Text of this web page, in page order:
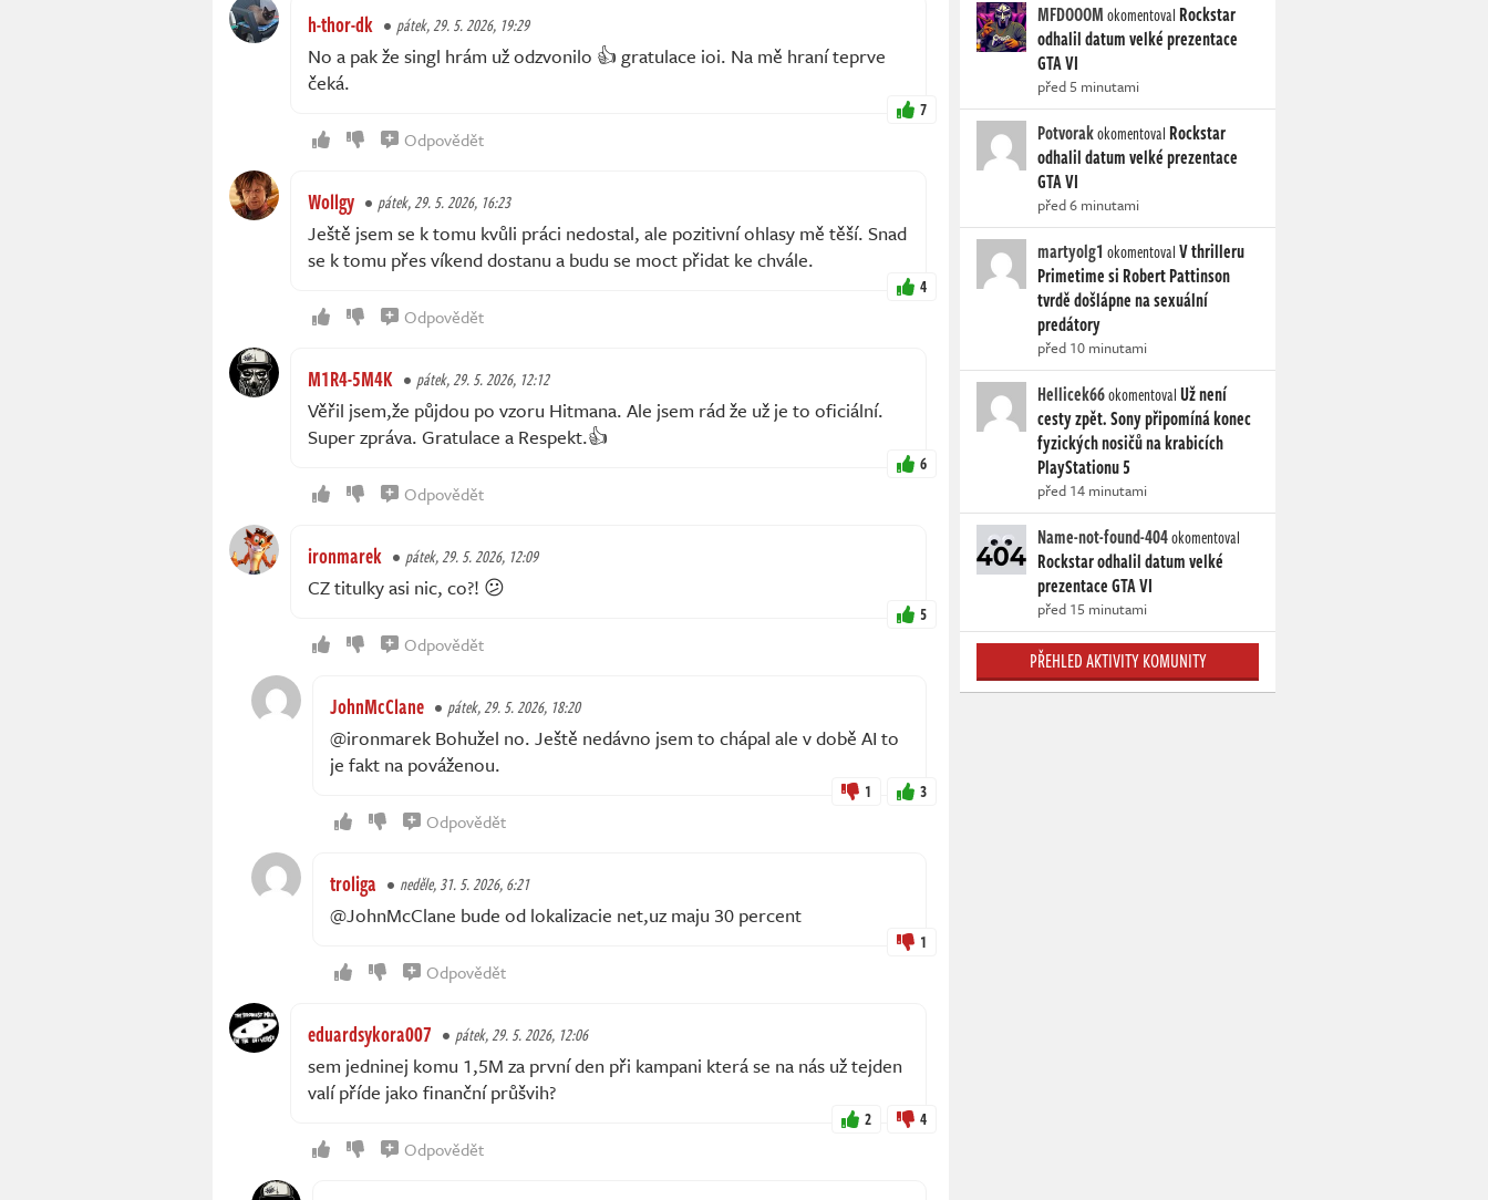
h-thor-dk pátek, 29. 5. 2026, 19:29
No a pak že singl hrám už odzvonilo 👍 gratulace ioi. Na mě hraní teprve
čeká.
7
Odpovědět
Wollgy pátek, 29. 5. 2026, 16:23
Ještě jsem se k tomu kvůli práci nedostal, ale pozitivní ohlasy mě těší. Snad
se k tomu přes víkend dostanu a budu se moct přidat ke chvále.
4
Odpovědět
M1R4-5M4K pátek, 29. 5. 2026, 12:12
Věřil jsem,že půjdou po vzoru Hitmana. Ale jsem rád že už je to oficiální.
Super zpráva. Gratulace a Respekt.👍
6
Odpovědět
ironmarek pátek, 29. 5. 2026, 12:09
CZ titulky asi nic, co?! 😕
5
Odpovědět
JohnMcClane pátek, 29. 5. 2026, 18:20
@ironmarek Bohužel no. Ještě nedávno jsem to chápal ale v době AI to
je fakt na pováženou.
1 3
Odpovědět
troliga neděle, 31. 5. 2026, 6:21
@JohnMcClane bude od lokalizacie net,uz maju 30 percent
1
Odpovědět
eduardsykora007 pátek, 29. 5. 2026, 12:06
sem jedninej komu 1,5M za první den při kampani která se na nás už tejden
valí příde jako finanční průšvih?
2 4
Odpovědět
MFDOOOMokomentoval Rockstar
odhalil datum velké prezentace
GTA VI
před 5 minutami
Potvorakokomentoval Rockstar
odhalil datum velké prezentace
GTA VI
před 6 minutami
martyolg1 okomentovalV thrilleru
Primetime si Robert Pattinson
tvrdě došlápne na sexuální
predátory
před 10 minutami
Hellicek66okomentovalUž není
cesty zpět. Sony připomíná konec
fyzických nosičů na krabicích
PlayStationu 5
před 14 minutami
Name-not-found-404okomentoval
Rockstar odhalil datum velké
prezentace GTA VI
před 15 minutami
PŘEHLED AKTIVITY KOMUNITY